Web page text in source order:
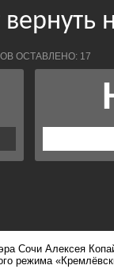
Сочи Алексея
режима